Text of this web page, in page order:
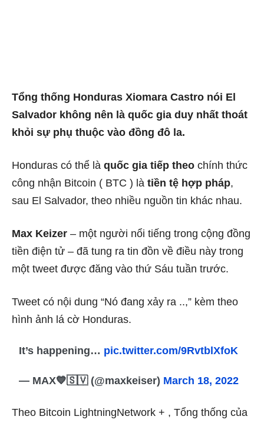
Tổng thống Honduras Xiomara Castro nói El
Salvador không nên là quốc gia duy nhất thoát
khỏi sự phụ thuộc vào đồng đô la.
Honduras có thể là quốc gia tiếp theo chính thức
công nhận Bitcoin ( BTC ) là tiền tệ hợp pháp,
sau El Salvador, theo nhiều nguồn tin khác nhau.
Max Keizer – một người nổi tiếng trong cộng đồng
tiền điện tử – đã tung ra tin đồn về điều này trong
một tweet được đăng vào thứ Sáu tuần trước.
Tweet có nội dung “Nó đang xảy ra ..,” kèm theo
hình ảnh lá cờ Honduras.
It’s happening… pic.twitter.com/9RvtblXfoK
— MAX💙🇸🇻 (@maxkeiser) March 18, 2022
Theo Bitcoin LightningNetwork + , Tổng thống của